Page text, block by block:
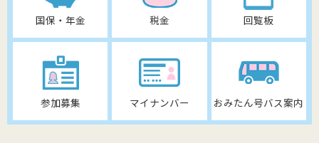
国保・年金 税金 回覧板
参加募集 マイナンバー おみたん号バス案内